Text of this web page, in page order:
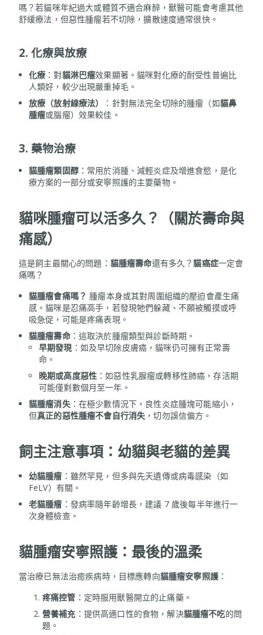
嗎？若貓咪年紀過大或體質不適合麻醉，獸醫可能會考慮其他
舒緩療法，但惡性腫瘤若不切除，擴散速度通常很快。
2. 化療與放療
化療 ：對貓淋巴瘤效果顯著。貓咪對化療的耐受性普遍比
人類好，較少出現嚴重掉毛。
放療（放射線療法）
：針對無法完全切除的腫瘤（如貓鼻
腫瘤或腦瘤）效果較佳。
3. 藥物治療
貓腫瘤類固醇：常用於消腫、減輕炎症及增進食慾，是化
療方案的一部分或安寧照護的主要藥物。
貓咪腫瘤可以活多久？（關於壽命與
痛感）
這是飼主最關心的問題： 貓腫瘤壽命還有多久？貓癌症一定會
痛嗎？
貓腫瘤會痛嗎？ 腫瘤本身或其對周圍組織的壓迫會產生痛
感。貓咪是忍痛高手，若發現牠們躲藏、不願被觸摸或呼
吸急促，可能是疼痛表現。
貓腫瘤壽命：這取決於腫瘤類型與診斷時期。
早期發現 ：如及早切除皮膚癌，貓咪仍可擁有正常壽
命。
晚期或高度惡性 ：如惡性乳腺瘤或轉移性肺癌，存活期
可能僅剩數個月至一年。
貓腫瘤消失：在極少數情況下，良性炎症腫塊可能縮小，
但真正的惡性腫瘤不會自行消失 ，切勿誤信偏方。
飼主注意事項：幼貓與老貓的差異
幼貓腫瘤 ：雖然罕見，但多與先天遺傳或病毒感染（如
FeLV）有關。
老貓腫瘤 ：發病率隨年齡增長，建議 7 歲後每半年進行一
次身體檢查。
貓腫瘤安寧照護：最後的溫柔
當治療已無法治癒疾病時，目標應轉向貓腫瘤安寧照護：
疼痛控管 ：定時服用獸醫開立的止痛藥。
營養補充 ：提供高適口性的食物，解決貓腫瘤不吃的問
題。